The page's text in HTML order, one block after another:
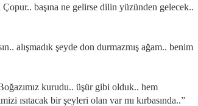
Çopur.. başına ne gelirse dilin yüzünden gelecek..
alışmadık şeyde don durmazmış ağam.. benim
kurudu.. üşür gibi olduk.. hem
ısıtacak bir şeyleri olan var mı kırbasında..”